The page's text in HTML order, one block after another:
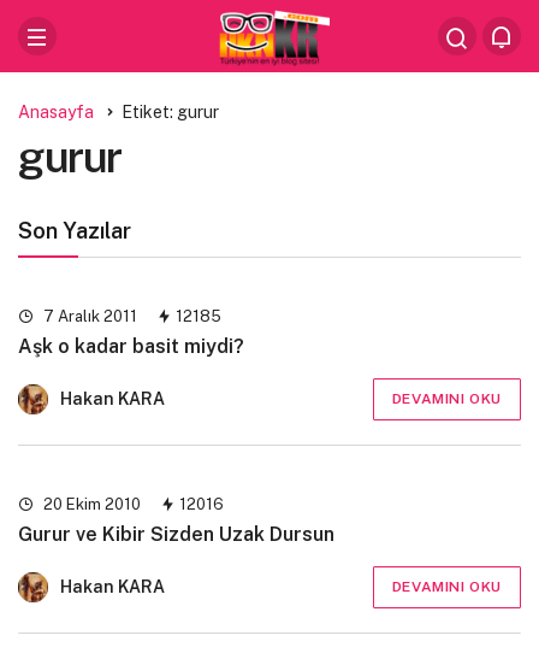
Anasayfa Etiket: gurur
gurur
Son Yazılar
7 Aralık 2011 12185
Aşk o kadar basit miydi?
Hakan KARA DEVAMINI OKU
20 Ekim 2010 12016
Gurur ve Kibir Sizden Uzak Dursun
Hakan KARA DEVAMINI OKU